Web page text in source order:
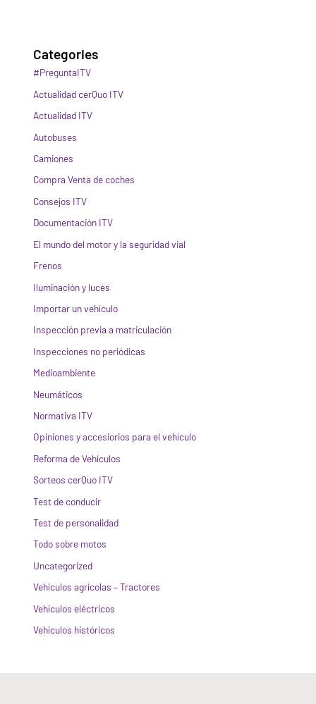
Categories
#PreguntaITV
Actualidad cerQuo ITV
Actualidad ITV
Autobuses
Camiones
Compra Venta de coches
Consejos ITV
Documentación ITV
El mundo del motor y la seguridad vial
Frenos
Iluminación y luces
Importar un vehículo
Inspección previa a matriculación
Inspecciones no periódicas
Medioambiente
Neumáticos
Normativa ITV
Opiniones y accesiorios para el vehículo
Reforma de Vehículos
Sorteos cerQuo ITV
Test de conducir
Test de personalidad
Todo sobre motos
Uncategorized
Vehículos agrícolas – Tractores
Vehículos eléctricos
Vehículos históricos